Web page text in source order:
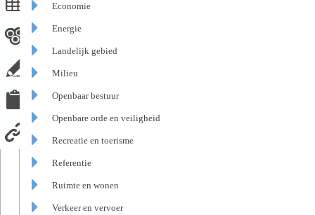
Economie
Energie
Landelijk gebied
Milieu
Openbaar bestuur
Openbare orde en veiligheid
Recreatie en toerisme
Referentie
Ruimte en wonen
Verkeer en vervoer